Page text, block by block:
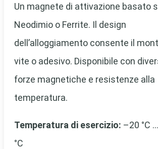
Un magnete di attivazione basato
Neodimio o Ferrite. Il design
dell’alloggiamento consente il
vite o adesivo. Disponibile con
forze magnetiche e resistenze alla
temperatura.
Temperatura di esercizio: –20 °C
°C